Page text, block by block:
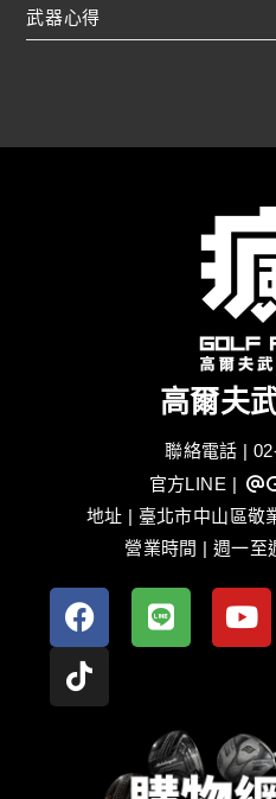
武器心得
高爾夫
聯絡電話 |
官方LINE |
地址 | 臺北市中山區敬
營業時間 | 週一至